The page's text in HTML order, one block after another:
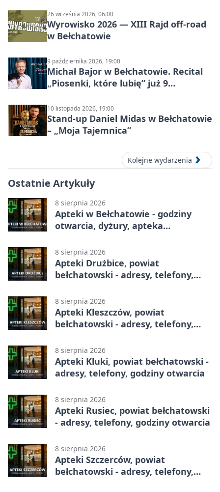
26 września 2026, 06:00
Wyrowisko 2026 — XIII Rajd off‑road
w Bełchatowie
9 października 2026, 19:00
Michał Bajor w Bełchatowie. Recital
„Piosenki, które lubię” już 9
10 listopada 2026, 19:00
Stand-up Daniel Midas w Bełchatowie
– „Moja Tajemnica”
Kolejne wydarzenia
Ostatnie Artykuły
8 sierpnia 2026
Apteki w Bełchatowie - godziny
otwarcia, dyżury, apteka
8 sierpnia 2026
Apteki Drużbice, powiat
bełchatowski - adresy, telefony,
8 sierpnia 2026
Apteki Kleszczów, powiat
bełchatowski - adresy, telefony,
8 sierpnia 2026
Apteki Kluki, powiat bełchatowski -
adresy, telefony, godziny otwarcia
8 sierpnia 2026
Apteki Rusiec, powiat bełchatowski
- adresy, telefony, godziny otwarcia
8 sierpnia 2026
Apteki Szczerców, powiat
bełchatowski - adresy, telefony,